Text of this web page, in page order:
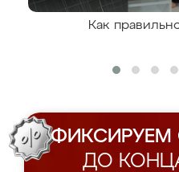
Как
ФИКСИРУЕМ
ДО